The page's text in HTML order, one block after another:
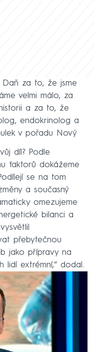
Daň za to, že jsme
velmi málo, za
a za to, že
endokrinolog a
v pořadu Nový
díl? Podle
faktorů dokážeme
se na tom
a současný
omezujeme
bilanci a
přebytečnou
jako přípravy na
lidí extrémní,“ dodal.